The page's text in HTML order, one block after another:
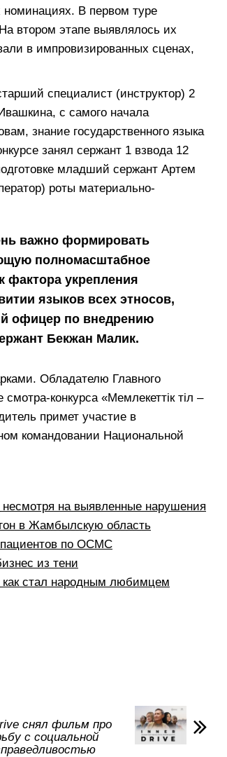
номинациях. В первом туре
втором этапе выявлялось их
в импровизированных сценах,
специалист (инструктор) 2
с самого начала
знание государственного языка
занял сержант 1 взвода 12
младший сержант Артем
роты материально-
важно формировать
полномасштабное
фактора укрепления
языков всех этносов,
офицер по внедрению
Бекжан Малик.
Обладателю Главного
конкурса «Мемлекеттік тіл –
примет участие в
командовании Национальной
на выявленные нарушения
в Жамбылскую область
по ОСМС
из тени
как стал народным любимцем
снял фильм про
с социальной